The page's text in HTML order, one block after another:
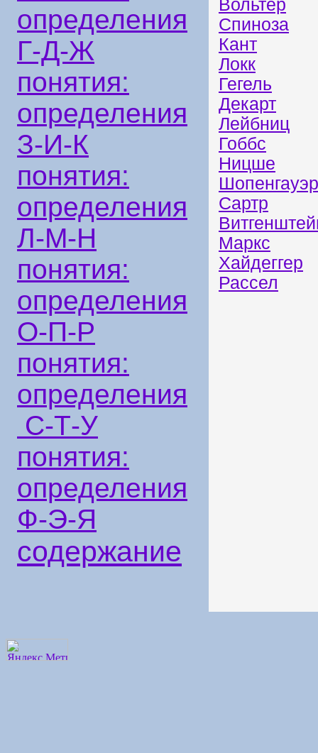
определения
Г-Д-Ж
понятия:
определения
З-И-К
понятия:
определения
Л-М-Н
понятия:
определения
О-П-Р
понятия:
определения
С-Т-У
понятия:
определения
Ф-Э-Я
содержание
Вольтер
Спиноза
Кант
Локк
Гегель
Декарт
Лейбниц
Гоббс
Ницше
Шопенгауэр
Сартр
Маркс
Хайдеггер
Рассел